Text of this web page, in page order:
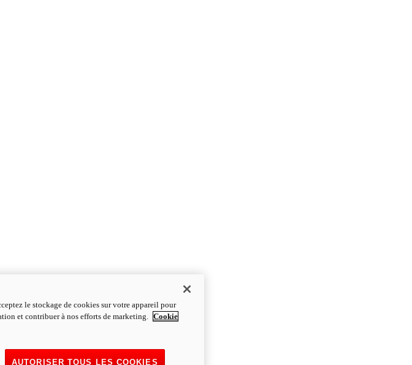
le stockage de cookies sur votre appareil pour
et contribuer à nos efforts de marketing. Cookie
AUTORISER TOUS LES COOKIES